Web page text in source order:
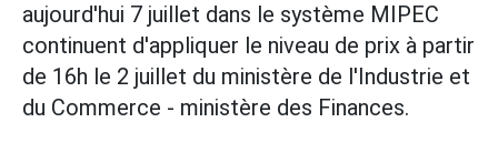
aujourd'hui 7 juillet dans le système MIPEC
continuent d'appliquer le niveau de prix à partir
de 16h le 2 juillet du ministère de l'Industrie et
du Commerce - ministère des Finances.